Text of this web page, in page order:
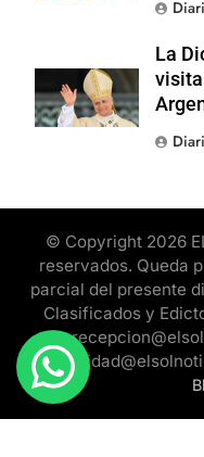
La
visita
© Copyright 2026
reservados. Queda
parcial del presente
Clasificados y